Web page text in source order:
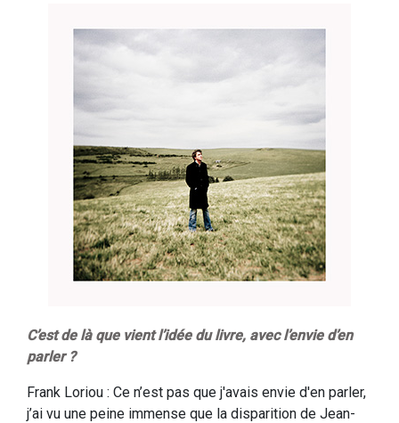
C’est de là que vient l’idée du livre, avec l’envie d’en
parler ?
Frank Loriou : Ce n’est pas que j'avais envie d'en parler,
j’ai vu une peine immense que la disparition de Jean-